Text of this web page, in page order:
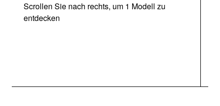
Scrollen Sie nach rechts, um 1 Modell zu
entdecken